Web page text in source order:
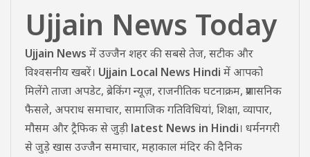
Ujjain News Today
Ujjain News में उज्जैन शहर की सबसे तेज, सटीक और
विश्वसनीय खबरें। Ujjain Local News Hindi में आपको
मिलेंगे ताजा अपडेट, ब्रेकिंग न्यूज़, राजनीतिक घटनाक्रम, प्रशासनिक
फैसले, अपराध समाचार, सामाजिक गतिविधियां, शिक्षा, व्यापार,
मौसम और ट्रैफिक से जुड़ी latest News in Hindi। धर्मनगरी
से जुड़े खास उज्जैन समाचार, महाकाल मंदिर की दैनिक